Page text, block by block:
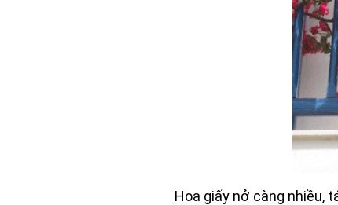
Hoa giấy nở càng nhiều,